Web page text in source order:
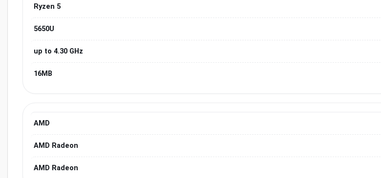
Ryzen 5
5650U
up to 4.30 GHz
16MB
AMD
AMD Radeon
AMD Radeon